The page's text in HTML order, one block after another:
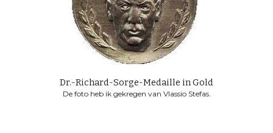
Dr.-Richard-Sorge-Medaille in Gold
De foto heb ik gekregen van Vlassio Stefas.